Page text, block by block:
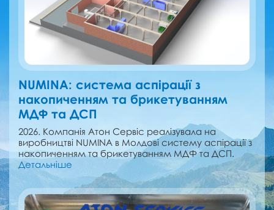
NUMINA: cистема аспірації з
накопиченням та брикетуванням
МДФ та ДСП
2026. Компанія Атон Сервіс реалізувала на
виробництві NUMINA в Молдові cистему аспірації з
накопиченням та брикетуванням МДФ та ДСП.
Детальніше